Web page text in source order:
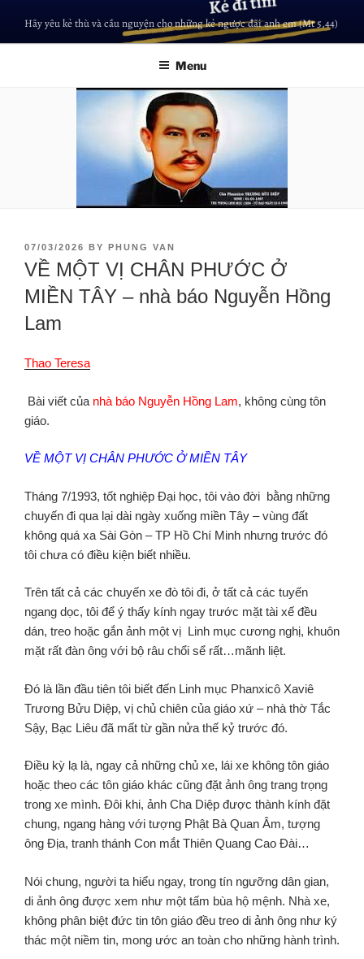
Hãy yêu kẻ thù và cầu nguyện cho những kẻ ngược đãi anh em (Mt 5,44)
Menu
07/03/2026 BY PHUNG VAN
VỀ MỘT VỊ CHÂN PHƯỚC Ở
MIỀN TÂY – nhà báo Nguyễn Hồng
Lam
Thao Teresa
Bài viết của nhà báo Nguyễn Hồng Lam, không cùng tôn
giáo.
VỀ MỘT VỊ CHÂN PHƯỚC Ở MIỀN TÂY
Tháng 7/1993, tốt nghiệp Đại học, tôi vào đời bằng những
chuyến đi qua lại dài ngày xuống miền Tây – vùng đất
không quá xa Sài Gòn – TP Hồ Chí Minh nhưng trước đó
tôi chưa có điều kiện biết nhiều.
Trên tất cả các chuyến xe đò tôi đi, ở tất cả các tuyến
ngang dọc, tôi để ý thấy kính ngay trước mặt tài xế đều
dán, treo hoặc gắn ảnh một vị Linh mục cương nghị, khuôn
mặt rất đàn ông với bộ râu chổi sể rất…mãnh liệt.
Đó là lần đầu tiên tôi biết đến Linh mục Phanxicô Xaviê
Trương Bửu Diệp, vị chủ chiên của giáo xứ – nhà thờ Tắc
Sậy, Bạc Liêu đã mất từ gần nửa thế kỷ trước đó.
Điều kỳ lạ là, ngay cả những chủ xe, lái xe không tôn giáo
hoặc theo các tôn giáo khác cũng đặt ảnh ông trang trọng
trong xe mình. Đôi khi, ảnh Cha Diệp được thành kính đặt
chung, ngang hàng với tượng Phật Bà Quan Âm, tượng
ông Địa, tranh thánh Con mắt Thiên Quang Cao Đài…
Nói chung, người ta hiểu ngay, trong tín ngưỡng dân gian,
di ảnh ông được xem như một tấm bùa hộ mệnh. Nhà xe,
không phân biệt đức tin tôn giáo đều treo di ảnh ông như ký
thác một niềm tin, mong ước an toàn cho những hành trình.